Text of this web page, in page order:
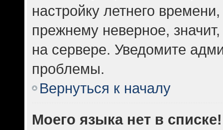
настройку летнего
прежнему неверное,
на сервере. Уведомите
проблемы.
Вернуться к началу
Моего языка нет в списке!